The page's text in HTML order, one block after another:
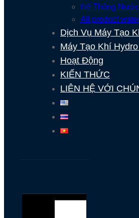
Hệ Thống
All product
Dịch Vụ Máy Tạo
Máy Tạo Khí
Hoạt Động
KIẾN THỨC
LIÊN HỆ VỚI